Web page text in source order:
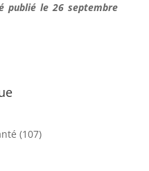
publié le 26 septembre
(107)